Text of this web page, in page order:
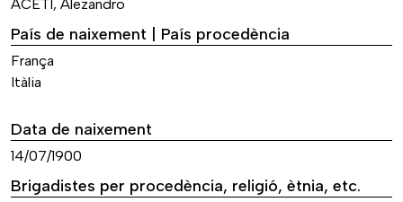
ACETI, Alezandro
País de naixement | País procedència
França
Itàlia
Data de naixement
14/07/1900
Brigadistes per procedència, religió, ètnia, etc.